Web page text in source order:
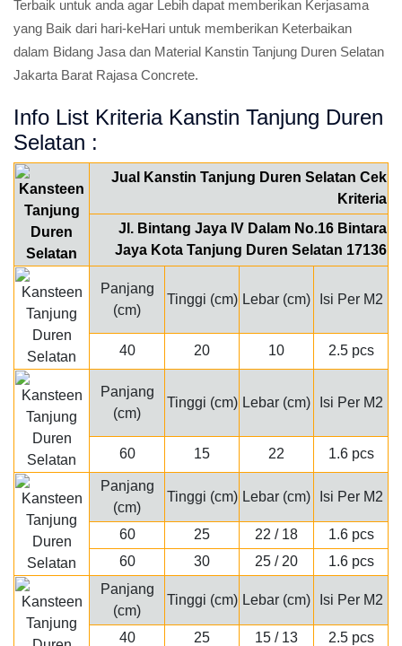
Terbaik untuk anda agar Lebih dapat memberikan Kerjasama
yang Baik dari hari-keHari untuk memberikan Keterbaikan
dalam Bidang Jasa dan Material Kanstin Tanjung Duren Selatan
Jakarta Barat Rajasa Concrete.
Info List Kriteria Kanstin Tanjung Duren
Selatan :
Jual Kanstin Tanjung Duren Selatan Cek
Kriteria
Jl. Bintang Jaya IV Dalam No.16 Bintara
Jaya Kota Tanjung Duren Selatan 17136
Panjang
(cm)
Tinggi (cm) Lebar (cm) Isi Per M2
40 20 10 2.5 pcs
Panjang
(cm)
Tinggi (cm) Lebar (cm) Isi Per M2
60 15 22 1.6 pcs
Panjang
(cm)
Tinggi (cm) Lebar (cm) Isi Per M2
60 25 22 / 18
1.6 pcs
60
30 25 / 20
1.6 pcs
Panjang
(cm)
Tinggi (cm) Lebar (cm) Isi Per M2
40 25 15 / 13
2.5 pcs